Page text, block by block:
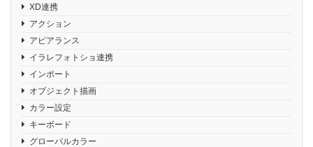
XD連携
アクション
アピアランス
イラレフォトショ連携
インポート
オブジェクト描画
カラー設定
キーボード
グローバルカラー